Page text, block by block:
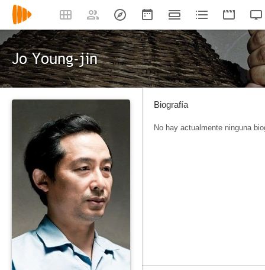
Jo Young-jin
Biografía
No hay actualmente ninguna